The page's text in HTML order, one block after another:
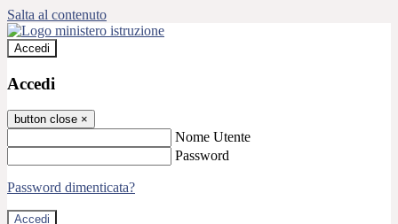
Salta al contenuto
Accedi
Accedi
button close ×
Nome Utente
Password
Password dimenticata?